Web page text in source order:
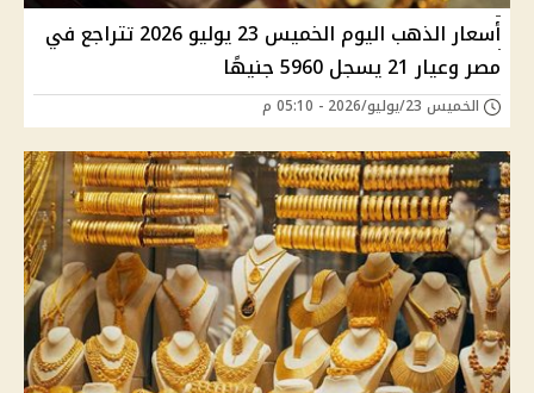
أسعار الذهب اليوم الخميس 23 يوليو 2026 تتراجع في
مصر وعيار 21 يسجل 5960 جنيهًا
الخميس 23/يوليو/2026 - 05:10 م